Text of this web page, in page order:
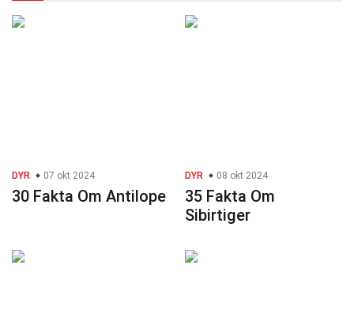
DYR 07 okt 2024
30 Fakta Om Antilope
DYR 08 okt 2024
35 Fakta Om
Sibirtiger